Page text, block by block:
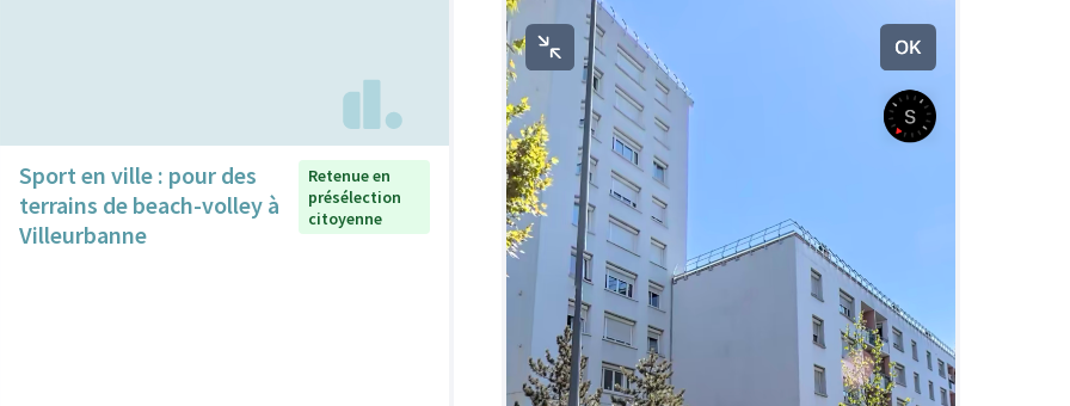
Sport en ville : pour des
terrains de beach-volley à
Villeurbanne
Retenue en
présélection
citoyenne